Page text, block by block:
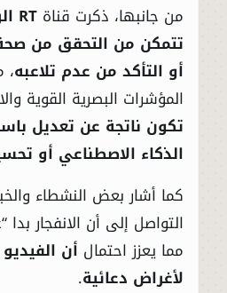
من جانبها، ذكرت قناة RT الروسية
تتمكن من التحقق من
أو التأكد من عدم تلاعبه،
المؤشرات البصرية القوية
تكون ناتجة عن تعديل
الذكاء الاصطناعي أو
كما أشار بعض النشطاء
التواصل إلى أن الانفجار بدا
مما يعزز احتمال أن
لأغراض دعائية.